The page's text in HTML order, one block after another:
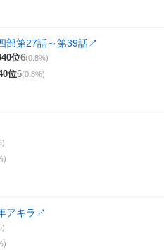
部第27話～第39話↗
位6(0.8%)
位6(0.8%)
アキラ ↗